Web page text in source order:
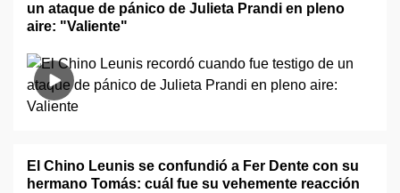
un ataque de pánico de Julieta Prandi en pleno
aire: "Valiente"
El Chino Leunis se confundió a Fer Dente con su
hermano Tomás: cuál fue su vehemente reacción